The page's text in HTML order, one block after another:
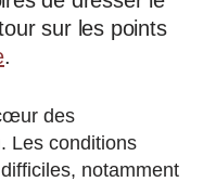
sur les points
.
des
Les conditions
notamment